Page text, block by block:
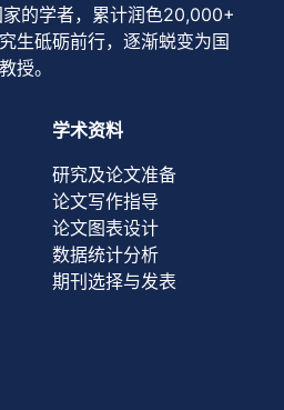
的学者，累计润色20,000+
生砥砺前行，逐渐蜕变为国
授。
学术资料
研究及论文准备
论文写作指导
论文图表设计
数据统计分析
期刊选择与发表